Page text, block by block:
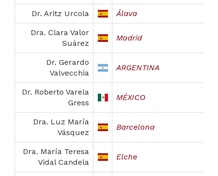
Dr. Aritz Urcola Álava
Dra. Clara Valor
Suárez
Madrid
Dr. Gerardo
Valvecchia
ARGENTINA
Dr. Roberto Varela
Gress
MÉXICO
Dra. Luz María
Vásquez
Barcelona
Dra. María Teresa
Vidal Candela
Elche